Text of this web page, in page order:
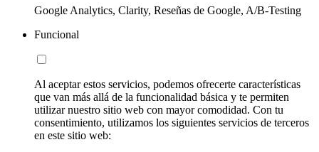
Google Analytics, Clarity, Reseñas de Google, A/B-Testing
Funcional
Al aceptar estos servicios, podemos ofrecerte características
que van más allá de la funcionalidad básica y te permiten
utilizar nuestro sitio web con mayor comodidad. Con tu
consentimiento, utilizamos los siguientes servicios de terceros
en este sitio web: